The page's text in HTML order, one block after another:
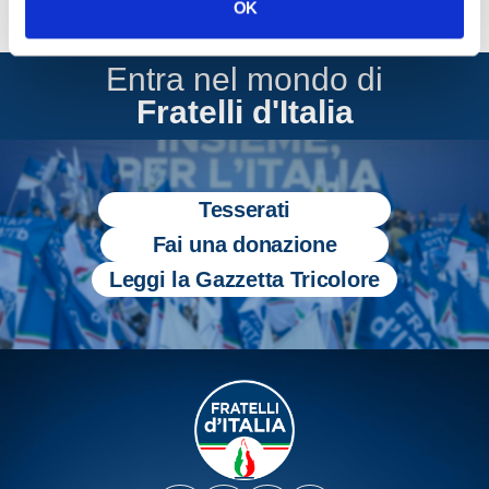
OK
Entra nel mondo di
Fratelli d'Italia
Tesserati
Fai una donazione
Leggi la Gazzetta Tricolore